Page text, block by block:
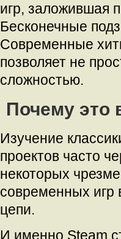
игр, заложившая
Бесконечные
Современные
позволяет не
сложностью.
Почему это
Изучение
проектов часто
некоторых
современных игр
цепи.
И именно Steam